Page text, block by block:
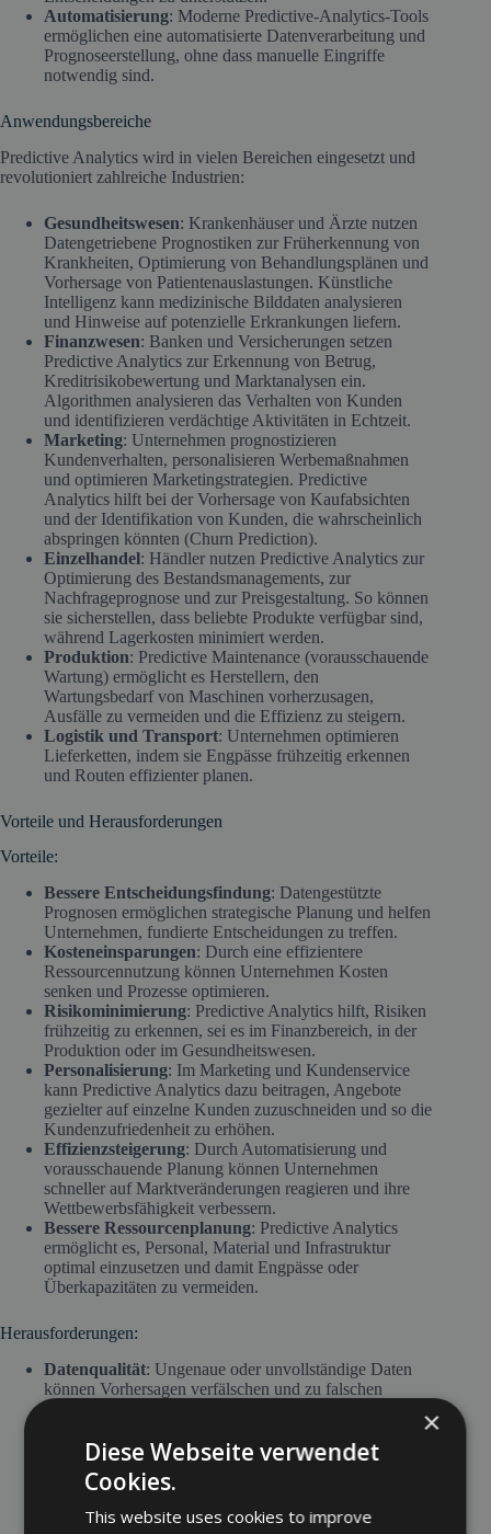
Automatisierung: Moderne Predictive-Analytics-Tools
ermöglichen eine automatisierte Datenverarbeitung und
Prognoseerstellung, ohne dass manuelle Eingriffe
notwendig sind.
Anwendungsbereiche
Predictive Analytics wird in vielen Bereichen eingesetzt und
revolutioniert zahlreiche Industrien:
Gesundheitswesen: Krankenhäuser und Ärzte nutzen
Datengetriebene Prognostiken zur Früherkennung von
Krankheiten, Optimierung von Behandlungsplänen und
Vorhersage von Patientenauslastungen. Künstliche
Intelligenz kann medizinische Bilddaten analysieren
und Hinweise auf potenzielle Erkrankungen liefern.
Finanzwesen: Banken und Versicherungen setzen
Predictive Analytics zur Erkennung von Betrug,
Kreditrisikobewertung und Marktanalysen ein.
Algorithmen analysieren das Verhalten von Kunden
und identifizieren verdächtige Aktivitäten in Echtzeit.
Marketing: Unternehmen prognostizieren
Kundenverhalten, personalisieren Werbemaßnahmen
und optimieren Marketingstrategien. Predictive
Analytics hilft bei der Vorhersage von Kaufabsichten
und der Identifikation von Kunden, die wahrscheinlich
abspringen könnten (Churn Prediction).
Einzelhandel: Händler nutzen Predictive Analytics zur
Optimierung des Bestandsmanagements, zur
Nachfrageprognose und zur Preisgestaltung. So können
sie sicherstellen, dass beliebte Produkte verfügbar sind,
während Lagerkosten minimiert werden.
Produktion: Predictive Maintenance (vorausschauende
Wartung) ermöglicht es Herstellern, den
Wartungsbedarf von Maschinen vorherzusagen,
Ausfälle zu vermeiden und die Effizienz zu steigern.
Logistik und Transport: Unternehmen optimieren
Lieferketten, indem sie Engpässe frühzeitig erkennen
und Routen effizienter planen.
Vorteile und Herausforderungen
Vorteile:
Bessere Entscheidungsfindung: Datengestützte
Prognosen ermöglichen strategische Planung und helfen
Unternehmen, fundierte Entscheidungen zu treffen.
Kosteneinsparungen: Durch eine effizientere
Ressourcennutzung können Unternehmen Kosten
senken und Prozesse optimieren.
Risikominimierung: Predictive Analytics hilft, Risiken
frühzeitig zu erkennen, sei es im Finanzbereich, in der
Produktion oder im Gesundheitswesen.
Personalisierung: Im Marketing und Kundenservice
kann Predictive Analytics dazu beitragen, Angebote
gezielter auf einzelne Kunden zuzuschneiden und so die
Kundenzufriedenheit zu erhöhen.
Effizienzsteigerung: Durch Automatisierung und
vorausschauende Planung können Unternehmen
schneller auf Marktveränderungen reagieren und ihre
Wettbewerbsfähigkeit verbessern.
Bessere Ressourcenplanung: Predictive Analytics
ermöglicht es, Personal, Material und Infrastruktur
optimal einzusetzen und damit Engpässe oder
Überkapazitäten zu vermeiden.
Herausforderungen:
Datenqualität: Ungenaue oder unvollständige Daten
können Vorhersagen verfälschen und zu falschen
Komplexität: Die Implementierung von Predictive-
und leistungsstarke Systeme. Der Fachkräftemangel im
Bereich Data Science kann Unternehmen vor
Herausforderungen stellen.
×
Diese Webseite verwendet
Cookies.
This website uses cookies to improve